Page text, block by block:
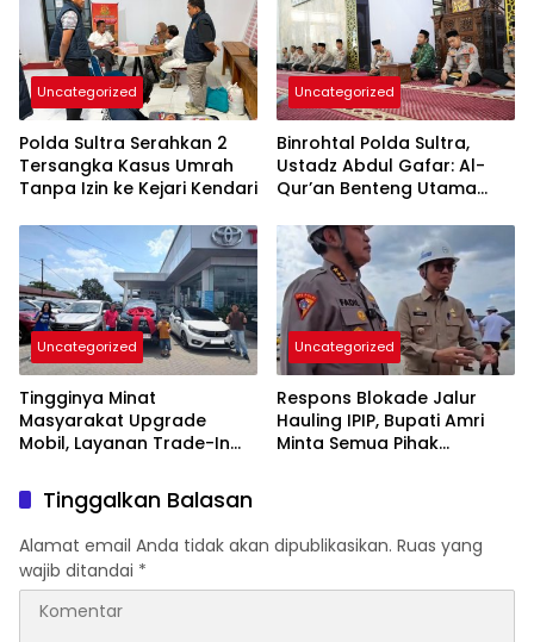
Uncategorized
Polda Sultra Serahkan 2
Tersangka Kasus Umrah
Tanpa Izin ke Kejari Kendari
Uncategorized
Binrohtal Polda Sultra,
Ustadz Abdul Gafar: Al-
Qur’an Benteng Utama
Penyimpangan Sosial
Uncategorized
Tingginya Minat
Masyarakat Upgrade
Mobil, Layanan Trade-In
Permintaan
Uncategorized
Respons Blokade Jalur
Hauling IPIP, Bupati Amri
Minta Semua Pihak
Tinggalkan Balasan
Alamat email Anda tidak akan dipublikasikan. Ruas yang
wajib ditandai *